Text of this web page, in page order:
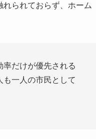
られておらず、ホーム
率だけが優先される
一人の市民として